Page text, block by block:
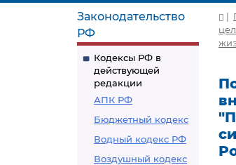
Законодательство
РФ
Кодексы РФ в
действующей
редакции
АПК РФ
Бюджетный кодекс
Водный кодекс РФ
Воздушный кодекс
|